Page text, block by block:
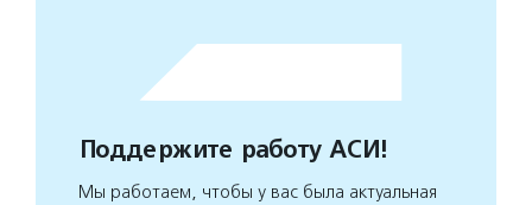
Поддержите работу АСИ!
Мы работаем, чтобы у вас была актуальная